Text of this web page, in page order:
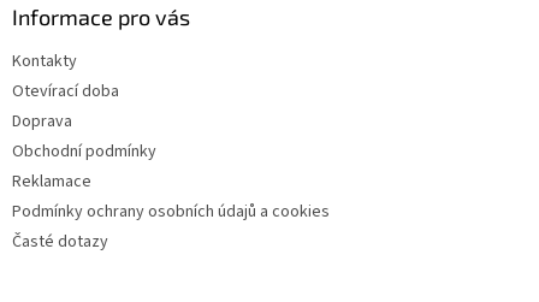
Informace pro vás
Kontakty
Otevírací doba
Doprava
Obchodní podmínky
Reklamace
Podmínky ochrany osobních údajů a cookies
Časté dotazy